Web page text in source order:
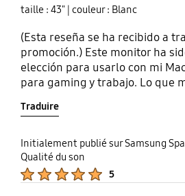
taille : 43" | couleur : Blanc
(Esta reseña se ha recibido a
promoción.) Este monitor ha
elección para usarlo con mi
para gaming y trabajo. Lo que
como el quemado de pantalla,
imagen es impresionante, los
rendimiento es perfecto para
uso. Además, su diseño se
mi setup, lo que lo hace aún
Traduire
Initialement publié sur Samsung
Qualité du son
5